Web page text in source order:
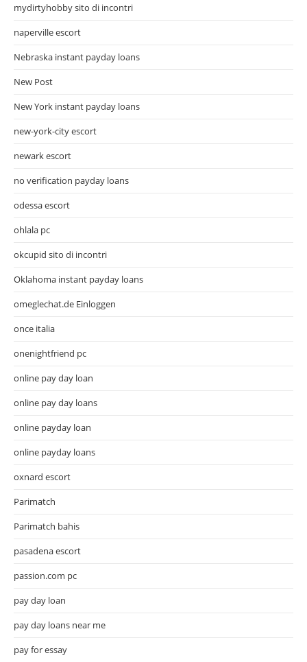
mydirtyhobby sito di incontri
naperville escort
Nebraska instant payday loans
New Post
New York instant payday loans
new-york-city escort
newark escort
no verification payday loans
odessa escort
ohlala pc
okcupid sito di incontri
Oklahoma instant payday loans
omeglechat.de Einloggen
once italia
onenightfriend pc
online pay day loan
online pay day loans
online payday loan
online payday loans
oxnard escort
Parimatch
Parimatch bahis
pasadena escort
passion.com pc
pay day loan
pay day loans near me
pay for essay